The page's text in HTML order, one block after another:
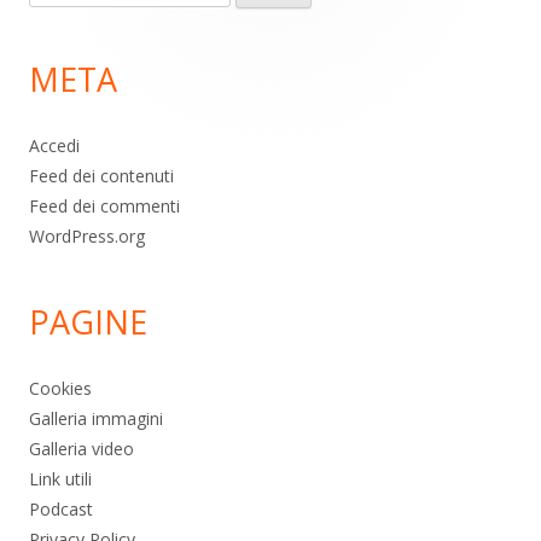
pagina
per:
META
Accedi
Feed dei contenuti
Feed dei commenti
WordPress.org
PAGINE
Cookies
Galleria immagini
Galleria video
Link utili
Podcast